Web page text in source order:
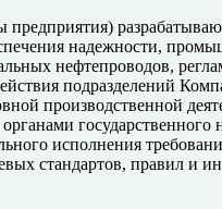
предприятия)
надежности,
нефтепроводов,
подразделений
производственной
исполнения
стандартов, правил и